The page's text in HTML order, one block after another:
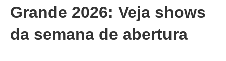
Grande 2026: Veja shows
da semana de abertura